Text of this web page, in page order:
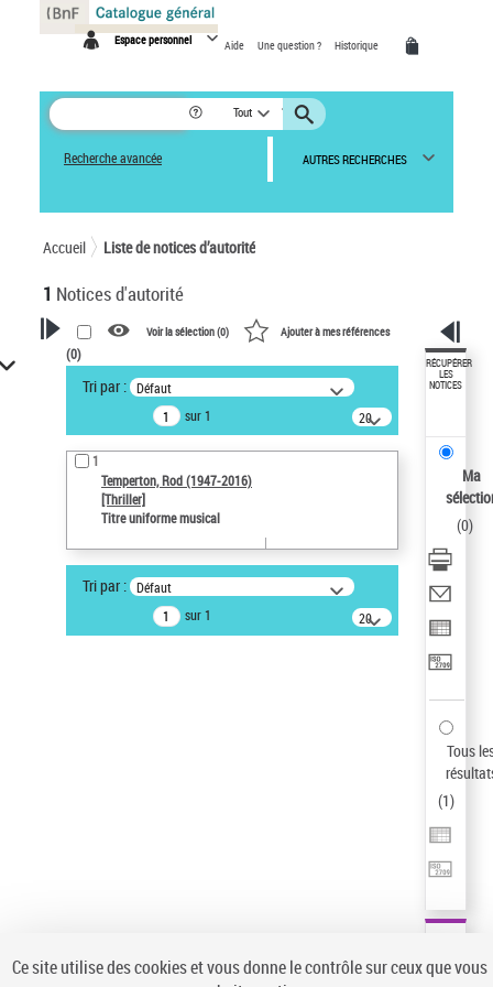
Espace personnel Aide Une question ? Historique
Tout
Recherche avancée AUTRES RECHERCHES
Accueil Liste de notices d’autorité
1 Notices d'autorité
VOTRE RECHERCHE
Recherche avancée dans les
notices d’autorité
Œuvres liées à l'auteur :
Temperton, Rod (1947-2016)
Auteur d’œuvre
Type de notice d'autorité
Titre uniforme musical
Voir la sélection (0) Ajouter à mes références
(0)
Tri par : Défaut
sur 1
20
résultats/page
1
Temperton, Rod (1947-2016)
[Thriller]
Titre uniforme musical
Tri par : Défaut
sur 1
20
résultats/page
RÉCUPÉRER
LES
NOTICES
Ma
(0)
Tous
(1)
Panneau de gestion des cookies
Ce site utilise des cookies et vous donne le contrôle sur ceux que vous